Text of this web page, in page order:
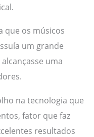
que os músicos
um grande
uma
na tecnologia que
fator que faz
resultados